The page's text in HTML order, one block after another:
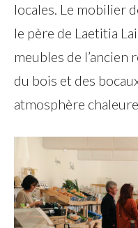
locales. Le mobilier
le père de Laetitia
meubles de l’ancien
du bois et des
atmosphère